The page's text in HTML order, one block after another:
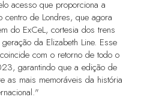
acesso que proporciona a
centro de Londres, que agora
do ExCeL, cortesia dos trens
da Elizabeth Line. Esse
com o retorno de todo o
garantindo que a edição de
as mais memoráveis da história